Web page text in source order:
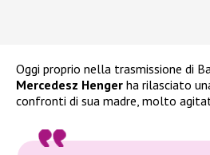
Oggi proprio nella trasmissione di
Mercedesz Henger ha rilasciato
confronti di sua madre, molto